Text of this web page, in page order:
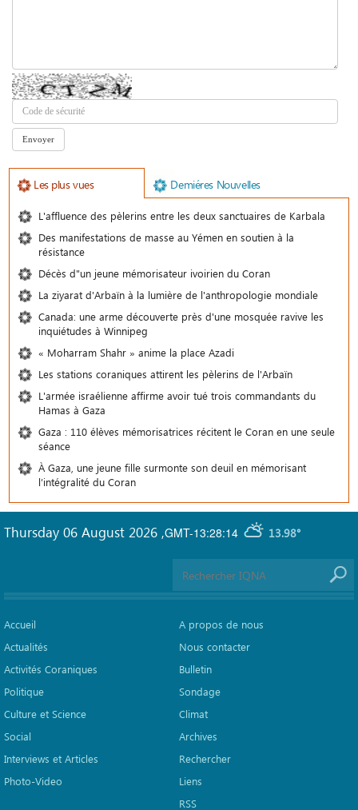
Les plus vues Demiéres Nouvelles
L'affluence des pèlerins entre les deux sanctuaires de Karbala
Des manifestations de masse au Yémen en soutien à la
résistance
Décès d"un jeune mémorisateur ivoirien du Coran
La ziyarat d'Arbaïn à la lumière de l'anthropologie mondiale
Canada: une arme découverte près d'une mosquée ravive les
inquiétudes à Winnipeg
« Moharram Shahr » anime la place Azadi
Les stations coraniques attirent les pèlerins de l'Arbaïn
L'armée israélienne affirme avoir tué trois commandants du
Hamas à Gaza
Gaza : 110 élèves mémorisatrices récitent le Coran en une seule
séance
À Gaza, une jeune fille surmonte son deuil en mémorisant
l’intégralité du Coran
GMT-13:28:14 13.98°
Thursday 06 August 2026 ,
Accueil
Actualités
Activités Coraniques
Politique
Culture et Science
Social
Interviews et Articles
Photo-Video
A propos de nous
Nous contacter
Bulletin
Sondage
Climat
Archives
Rechercher
Liens
RSS